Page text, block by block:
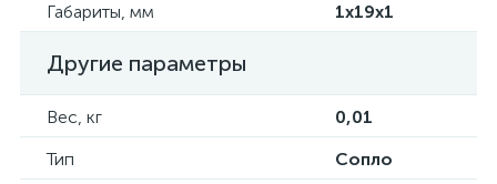
Габариты, мм
1х19х1
Другие параметры
Вес, кг
0,01
Тип
Сопло